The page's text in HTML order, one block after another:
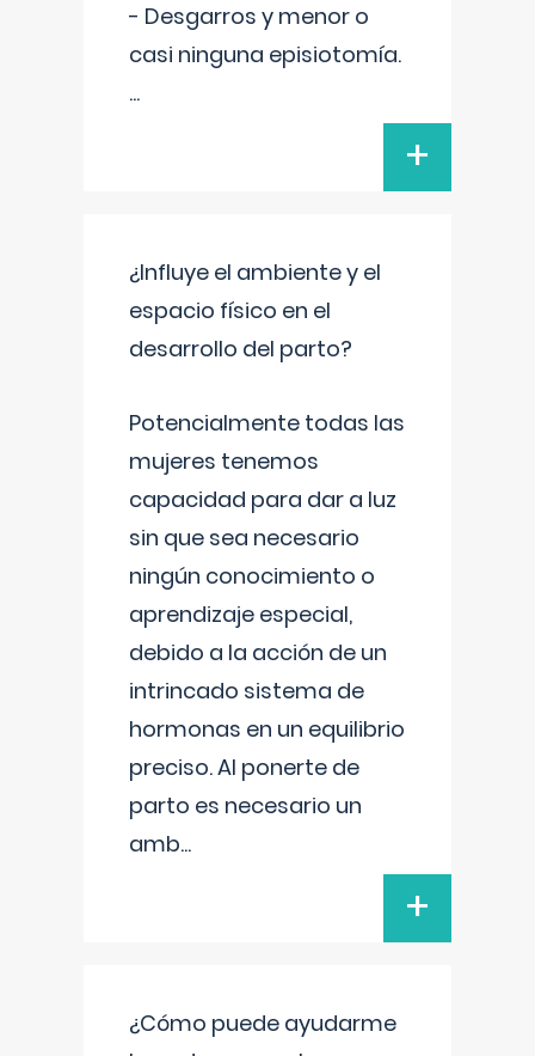
- Desgarros y menor o
casi ninguna episiotomía.
...
+
¿Influye el ambiente y el
espacio físico en el
desarrollo del parto?
Potencialmente todas las
mujeres tenemos
capacidad para dar a luz
sin que sea necesario
ningún conocimiento o
aprendizaje especial,
debido a la acción de un
intrincado sistema de
hormonas en un equilibrio
preciso. Al ponerte de
parto es necesario un
amb...
+
¿Cómo puede ayudarme